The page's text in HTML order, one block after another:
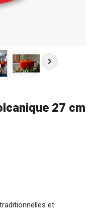
27 cm
et